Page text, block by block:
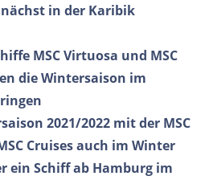
in der Karibik
MSC Virtuosa und MSC
die Wintersaison im
2021/2022 mit der MSC
Cruises auch im Winter
ein Schiff ab Hamburg im